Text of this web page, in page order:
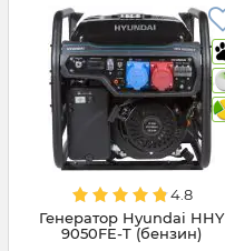
4.8
Генератор Hyundai HHY
9050FE-T (бензин)